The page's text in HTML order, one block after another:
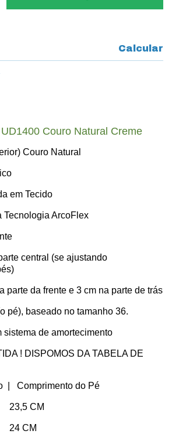
Calcular
Couro Natural Creme
Couro Natural
em Tecido
Tecnologia ArcoFlex
central (se ajustando
parte da frente e 3 cm na parte de trás
pé), baseado no tamanho 36.
sistema de amortecimento
! DISPOMOS DA TABELA DE
| Comprimento do Pé
CM